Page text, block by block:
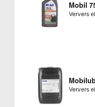
Mobil
Ververs
Ververs